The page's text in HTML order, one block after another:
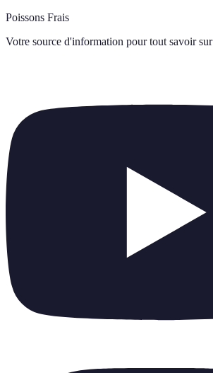
Poissons Frais
Votre source d'information pour tout savoir sur